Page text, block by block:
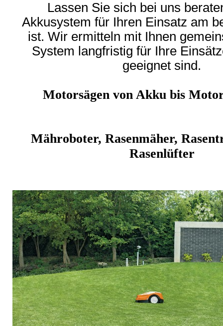
Lassen Sie sich bei uns
Akkusystem für Ihren Einsatz am
ist. Wir ermitteln mit Ihnen
System langfristig für Ihre
geeignet sind.
Motorsägen von Akku bis
Mähroboter, Rasenmäher,
Rasenlüfter